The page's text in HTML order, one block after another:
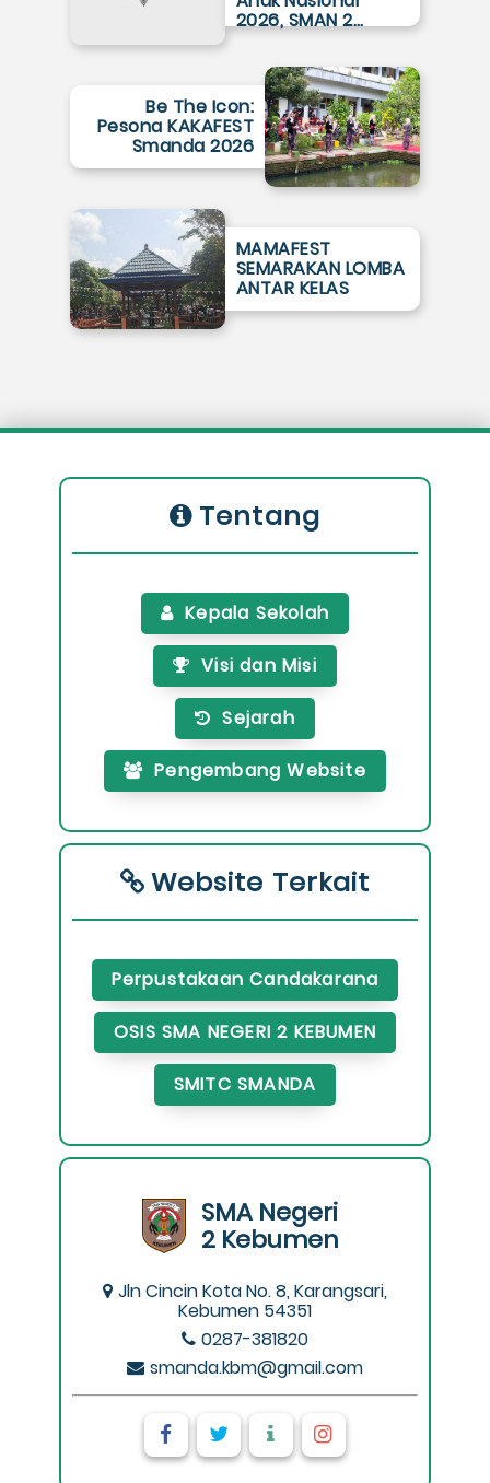
2026, SMAN 2…
Be The Icon:
Pesona KAKAFEST
Smanda 2026
MAMAFEST
SEMARAKAN LOMBA
ANTAR KELAS
Tentang
Kepala Sekolah
Visi dan Misi
Sejarah
Pengembang Website
Website Terkait
Perpustakaan Candakarana
OSIS SMA NEGERI 2 KEBUMEN
SMITC SMANDA
SMA Negeri
2 Kebumen
Jln Cincin Kota No. 8, Karangsari,
Kebumen 54351
0287-381820
smanda.kbm@gmail.com